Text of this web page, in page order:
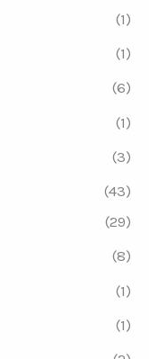
(1)
(1)
(6)
(1)
(3)
(43)
(29)
(8)
(1)
(1)